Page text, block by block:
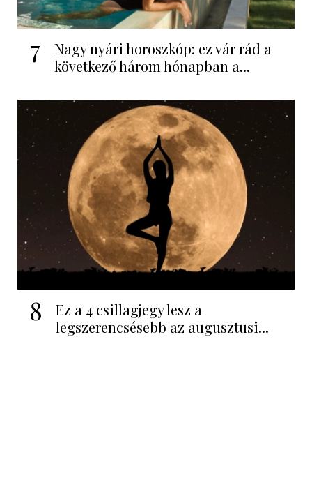
7
Nagy nyári horoszkóp: ez vár rád a
következő három hónapban a...
8
Ez a 4 csillagjegy lesz a
legszerencsésebb az augusztusi...